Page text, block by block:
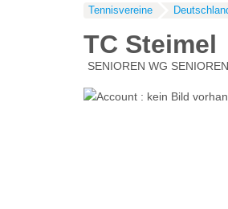
Tennisvereine
TC Steimel
SENIOREN WG